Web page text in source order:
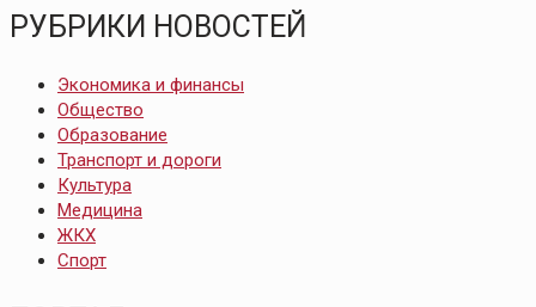
РУБРИКИ НОВОСТЕЙ
Экономика и финансы
Общество
Образование
Транспорт и дороги
Культура
Медицина
ЖКХ
Спорт